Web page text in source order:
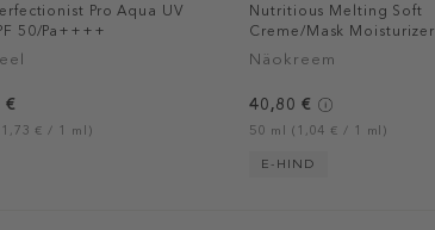
Pro Aqua UV
50/Pa++++
€
€ / 1 ml)
Nutritious Melting Soft
Creme/Mask Moisturizer
Näokreem
40,80 €
50 ml (1,04 € / 1 ml)
E-HIND